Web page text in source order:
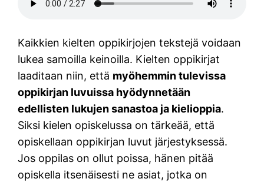
Kaikkien kielten oppikirjojen tekstejä voidaan
lukea samoilla keinoilla. Kielten oppikirjat
laaditaan niin, että myöhemmin tulevissa
oppikirjan luvuissa hyödynnetään
edellisten lukujen sanastoa ja kielioppia.
Siksi kielen opiskelussa on tärkeää, että
opiskellaan oppikirjan luvut järjestyksessä.
Jos oppilas on ollut poissa, hänen pitää
opiskella itsenäisesti ne asiat, jotka on